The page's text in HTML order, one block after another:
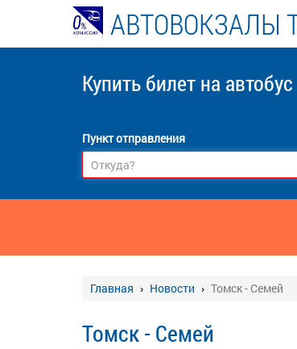
АВТОВОКЗАЛЫ
Купить билет на автобус
Пункт отправления
Главная Новости Томск - Семей
Томск - Семей